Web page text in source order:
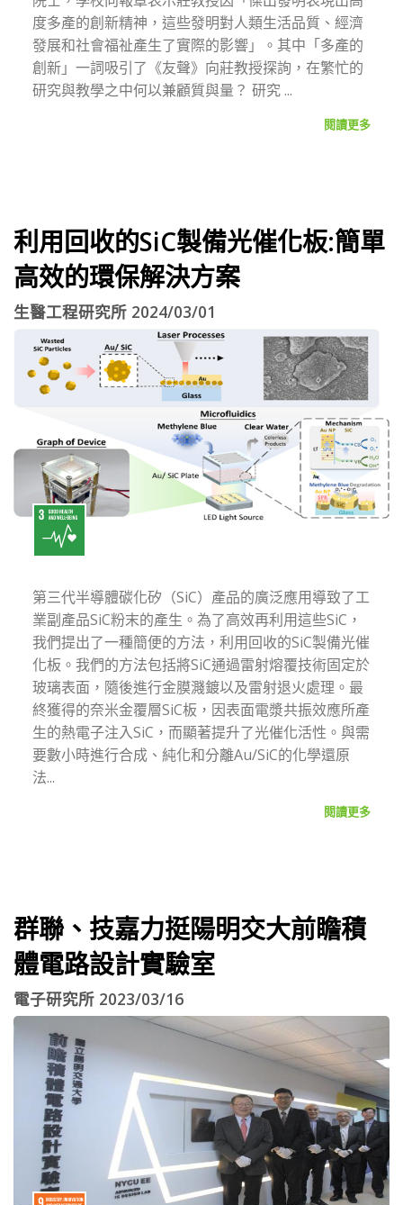
度多產的創新精神，這些發明對人類生活品質、經濟
發展和社會福祉產生了實際的影響」。其中「多產的
創新」一詞吸引了《友聲》向莊教授探詢，在繁忙的
研究與教學之中何以兼顧質與量？ 研究 ...
閱讀更多
利用回收的SiC製備光催化板:簡單
高效的環保解決方案
生醫工程研究所 2024/03/01
第三代半導體碳化矽（SiC）產品的廣泛應用導致了工
業副產品SiC粉末的產生。為了高效再利用這些SiC，
我們提出了一種簡便的方法，利用回收的SiC製備光催
化板。我們的方法包括將SiC通過雷射熔覆技術固定於
玻璃表面，隨後進行金膜濺鍍以及雷射退火處理。最
終獲得的奈米金覆層SiC板，因表面電漿共振效應所產
生的熱電子注入SiC，而顯著提升了光催化活性。與需
要數小時進行合成、純化和分離Au/SiC的化學還原
法...
閱讀更多
群聯、技嘉力挺陽明交大前瞻積
體電路設計實驗室
電子研究所 2023/03/16